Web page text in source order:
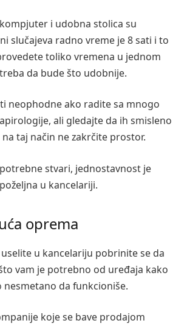
i udobna stolica su
slučajeva radno vreme je 8 sati i to
toliko vremena u jednom
da bude što udobnije.
neophodne ako radite sa mnogo
ali gledajte da ih smisleno
taj način ne zakrčite prostor.
stvari, jednostavnost je
u kancelariji.
oprema
u kancelariju pobrinite se da
vam je potrebno od uređaja kako
nesmetano da funkcioniše.
koje se bave prodajom